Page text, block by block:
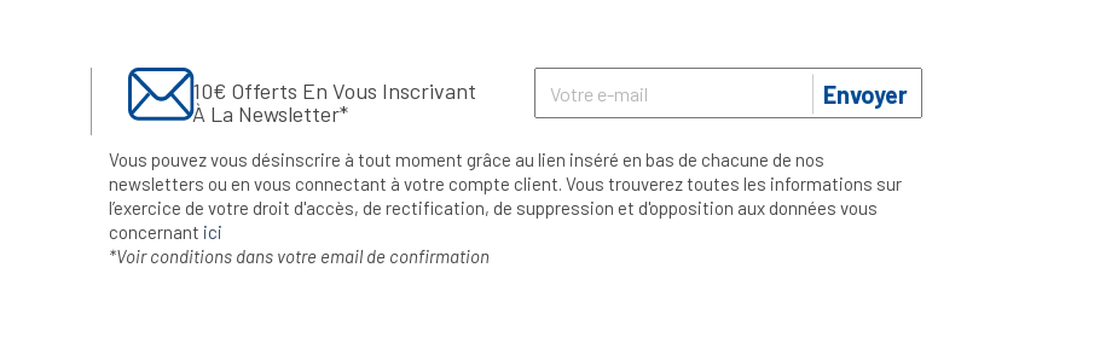
10€ Offerts En Vous Inscrivant
À La Newsletter*
Envoyer
Vous pouvez vous désinscrire à tout moment grâce au lien inséré en bas de chacune de nos
newsletters ou en vous connectant à votre compte client. Vous trouverez toutes les informations sur
l’exercice de votre droit d'accès, de rectification, de suppression et d'opposition aux données vous
concernant ici
*Voir conditions dans votre email de confirmation